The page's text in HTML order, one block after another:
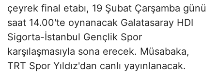
çeyrek final etabı, 19 Şubat Çarşamba günü
saat 14.00'te oynanacak Galatasaray HDI
Sigorta-İstanbul Gençlik Spor
karşılaşmasıyla sona erecek. Müsabaka,
TRT Spor Yıldız'dan canlı yayınlanacak.